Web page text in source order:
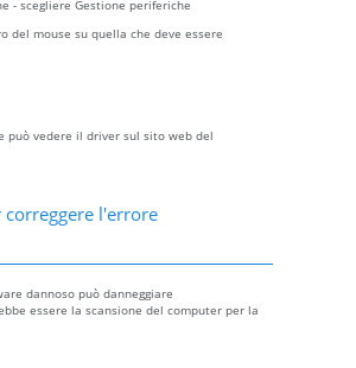
- scegliere Gestione periferiche
del mouse su quella che deve essere
può vedere il driver sul sito web del
correggere l'errore
dannoso può danneggiare
essere la scansione del computer per la